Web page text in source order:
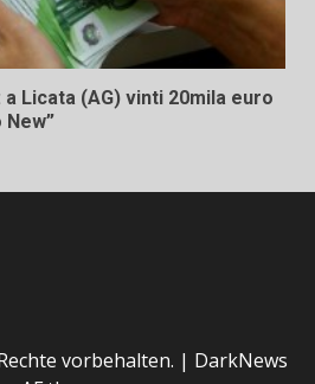
Licata (AG) vinti 20mila euro
New”
vorbehalten. | DarkNews